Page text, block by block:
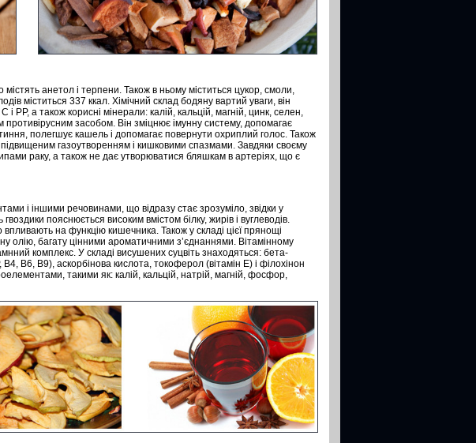
анетол і терпени. Також в ньому міститься цукор, смоли,
міститься 337 ккал. Хімічний склад бодяну вартий уваги, він
РР, а також корисні мінерали: калій, кальцій, магній, цинк, селен,
засобом. Він зміцнює імунну систему, допомагає
полегшує кашель і допомагає повернути охриплий голос. Також
газоутворенням і кишковими спазмами. Завдяки своєму
раку, а також не дає утворюватися бляшкам в артеріях, що є
і іншими речовинами, що відразу стає зрозуміло, звідки у
пояснюється високим вмістом білку, жирів і вуглеводів.
на функцію кишечника. Також у складі цієї прянощі
олію, багату цінними ароматичними з’єднаннями. Вітамінному
комплекс. У складі висушених суцвіть знаходяться: бета-
В6, В9), аскорбінова кислота, токоферол (вітамін Е) і філохінон
такими як: калій, кальцій, натрій, магній, фосфор,